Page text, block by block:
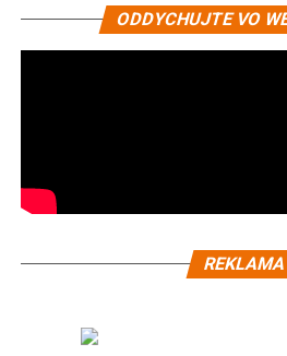
ODDYCHUJTE VO
REKLAMA